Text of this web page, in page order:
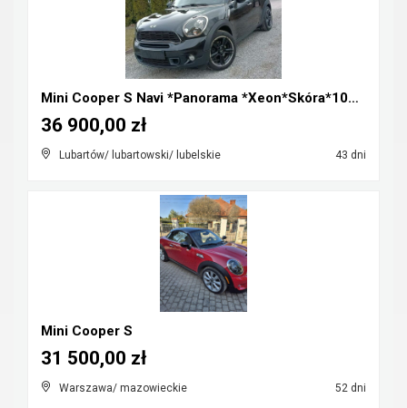
Mini Cooper S Navi *Panorama *Xeon*Skóra*100%Orygi...
Lubartów/ lubartowski/ lubelskie 43 dni
36 900,00 zł
Mini Cooper S
Warszawa/ mazowieckie 52 dni
31 500,00 zł